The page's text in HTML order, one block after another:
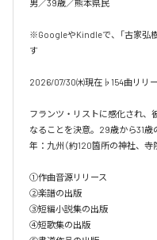
男／39歳／熊本県民
※GoogleやKindleで、「古家弘
す
2026/07/30㈭現在♭154曲リリ
フランツ・リストに感化され、
なることを決意。29歳から31歳
年：九州（約120箇所の神社、寺
①作曲音源リリース
②楽譜の出版
③短編小説集の出版
④短歌集の出版